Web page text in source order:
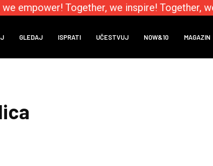
empower! Together, we inspire! Together,
GLEDAJ ISPRATI UČESTVUJ NOW&10 MAGAZIN